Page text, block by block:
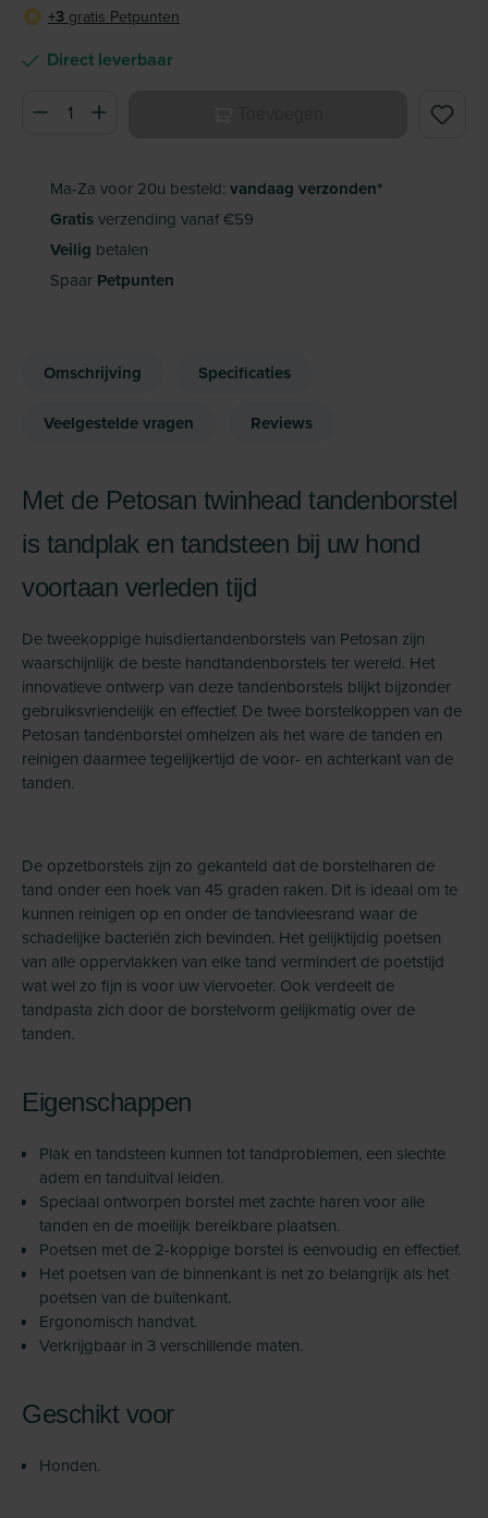
Direct leverbaar
Producthoeveelheid: Voer de gewenste hoeveelheid in of
P +3 gratis Petpunten
Ma-Za voor 20u besteld: vandaag verzonden*
Gratisverzending vanaf €59
Veilig betalen
Spaar Petpunten
Omschrijving Specificaties
Veelgestelde vragen Reviews
Met de Petosan twinhead tandenborstel
is tandplak en tandsteen bij uw hond
voortaan verleden tijd
De tweekoppige huisdiertandenborstels van Petosan zijn
waarschijnlijk de beste handtandenborstels ter wereld. Het
innovatieve ontwerp van deze tandenborstels blijkt bijzonder
gebruiksvriendelijk en effectief. De twee borstelkoppen van de
Petosan tandenborstel omhelzen als het ware de tanden en
reinigen daarmee tegelijkertijd de voor- en achterkant van de
tanden.
De opzetborstels zijn zo gekanteld dat de borstelharen de
tand onder een hoek van 45 graden raken. Dit is ideaal om te
kunnen reinigen op en onder de tandvleesrand waar de
schadelijke bacteriën zich bevinden. Het gelijktijdig poetsen
van alle oppervlakken van elke tand vermindert de poetstijd
wat wel zo fijn is voor uw viervoeter. Ook verdeelt de
tandpasta zich door de borstelvorm gelijkmatig over de
tanden.
Eigenschappen
Plak en tandsteen kunnen tot tandproblemen, een slechte
adem en tanduitval leiden.
Speciaal ontworpen borstel met zachte haren voor alle
tanden en de moeilijk bereikbare plaatsen.
Poetsen met de 2-koppige borstel is eenvoudig en effectief.
Het poetsen van de binnenkant is net zo belangrijk als het
poetsen van de buitenkant.
Ergonomisch handvat.
Verkrijgbaar in 3 verschillende maten.
Geschikt voor
Honden.